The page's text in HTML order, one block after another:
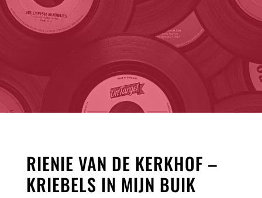
RIENIE VAN DE KERKHOF –
KRIEBELS IN MIJN BUIK